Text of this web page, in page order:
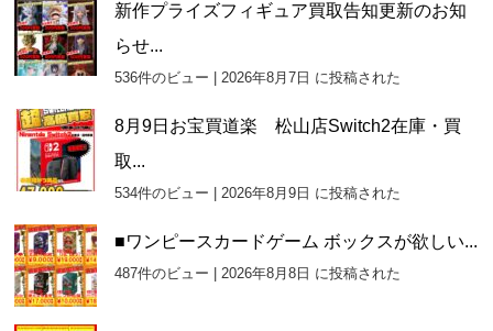
新作プライズフィギュア買取告知更新のお知
らせ...
536件のビュー |2026年8月7日 に投稿された
8月9日お宝買道楽 松山店Switch2在庫・買
取...
534件のビュー |2026年8月9日 に投稿された
■ワンピースカードゲーム ボックスが欲しい...
487件のビュー |2026年8月8日 に投稿された